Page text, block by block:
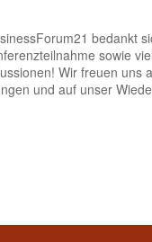
bedankt
sowie
Wir freuen uns
und auf unser